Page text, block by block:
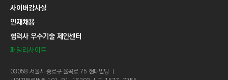
사이버감사실
인재채용
협력사 우수기술 제안센터
패밀리사이트
03058 서울시 종로구 율곡로 75 현대빌딩 ㅣ